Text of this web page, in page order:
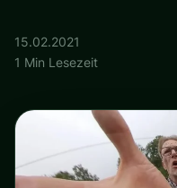
15.02.2021
1 Min Lesezeit